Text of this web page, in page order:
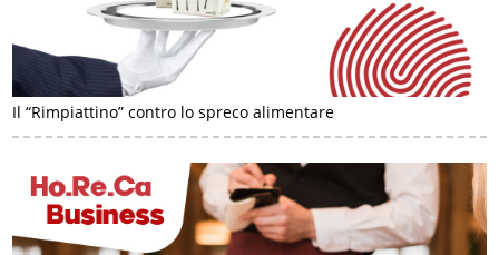
Il “Rimpiattino” contro lo spreco alimentare